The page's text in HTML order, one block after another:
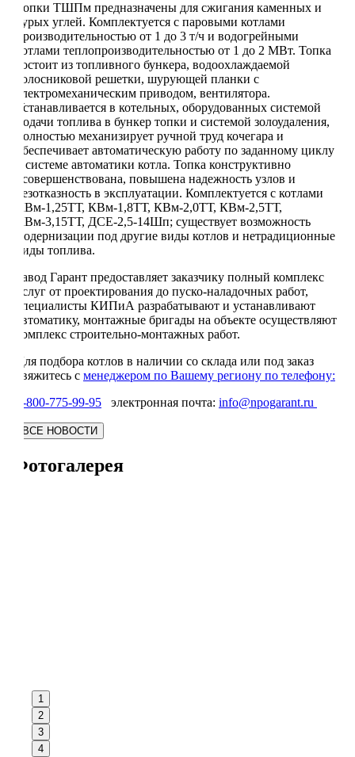
Топки ТШПм предназначены для сжигания каменных и
бурых углей. Комплектуется с паровыми котлами
производительностью от 1 до 3 т/ч и водогрейными
котлами теплопроизводительностью от 1 до 2 МВт. Топка
состоит из топливного бункера, водоохлаждаемой
колосниковой решетки, шурующей планки с
электромеханическим приводом, вентилятора.
Устанавливается в котельных, оборудованных системой
подачи топлива в бункер топки и системой золоудаления,
полностью механизирует ручной труд кочегара и
обеспечивает автоматическую работу по заданному циклу
в системе автоматики котла. Топка конструктивно
усовершенствована, повышена надежность узлов и
безотказность в эксплуатации. Комплектуется с котлами
КВм-1,25ТТ, КВм-1,8ТТ, КВм-2,0ТТ, КВм-2,5ТТ,
КВм-3,15ТТ, ДСЕ-2,5-14Шп; существует возможность
модернизации под другие виды котлов и нетрадиционные
виды топлива.
Завод Гарант предоставляет заказчику полный комплекс
услуг от проектирования до пуско-наладочных работ,
специалисты КИПиА разрабатывают и устанавливают
автоматику, монтажные бригады на объекте осуществляют
комплекс строительно-монтажных работ.
Для подбора котлов в наличии со склада или под заказ
свяжитесь с менеджером по Вашему региону по телефону:
8-800-775-99-95 электронная почта: info@npogarant.ru
Фотогалерея
1
2
3
4